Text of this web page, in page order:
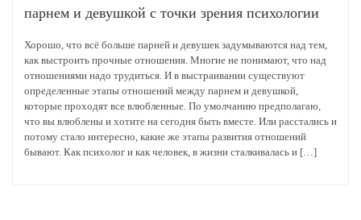
парнем и девушкой с точки зрения психологии
Хорошо, что всё больше парней и девушек задумываются над тем,
как выстроить прочные отношения. Многие не понимают, что над
отношениями надо трудиться. И в выстраивании существуют
определенные этапы отношений между парнем и девушкой,
которые проходят все влюбленные. По умолчанию предполагаю,
что вы влюблены и хотите на сегодня быть вместе. Или расстались и
потому стало интересно, какие же этапы развития отношений
бывают. Как психолог и как человек, в жизни сталкивалась и […]